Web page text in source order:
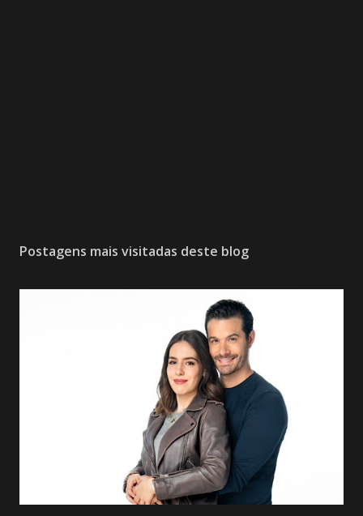
Postagens mais visitadas deste blog